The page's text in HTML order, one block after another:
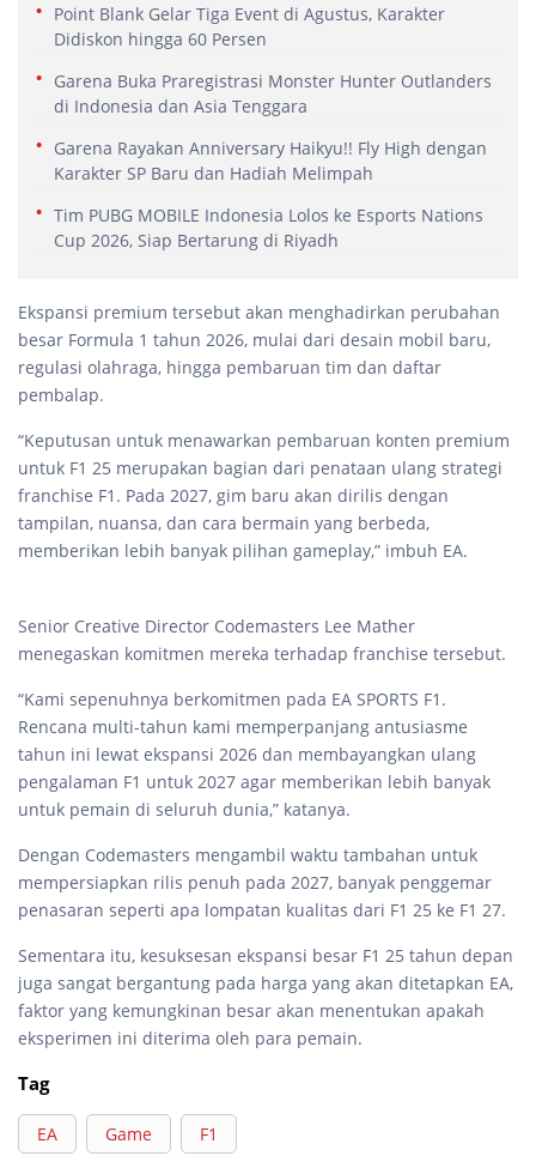
Point Blank Gelar Tiga Event di Agustus, Karakter
Didiskon hingga 60 Persen
Garena Buka Praregistrasi Monster Hunter Outlanders
di Indonesia dan Asia Tenggara
Garena Rayakan Anniversary Haikyu!! Fly High dengan
Karakter SP Baru dan Hadiah Melimpah
Tim PUBG MOBILE Indonesia Lolos ke Esports Nations
Cup 2026, Siap Bertarung di Riyadh
Ekspansi premium tersebut akan menghadirkan perubahan
besar Formula 1 tahun 2026, mulai dari desain mobil baru,
regulasi olahraga, hingga pembaruan tim dan daftar
pembalap.
“Keputusan untuk menawarkan pembaruan konten premium
untuk F1 25 merupakan bagian dari penataan ulang strategi
franchise F1. Pada 2027, gim baru akan dirilis dengan
tampilan, nuansa, dan cara bermain yang berbeda,
memberikan lebih banyak pilihan gameplay,” imbuh EA.
Senior Creative Director Codemasters Lee Mather
menegaskan komitmen mereka terhadap franchise tersebut.
“Kami sepenuhnya berkomitmen pada EA SPORTS F1.
Rencana multi-tahun kami memperpanjang antusiasme
tahun ini lewat ekspansi 2026 dan membayangkan ulang
pengalaman F1 untuk 2027 agar memberikan lebih banyak
untuk pemain di seluruh dunia,” katanya.
Dengan Codemasters mengambil waktu tambahan untuk
mempersiapkan rilis penuh pada 2027, banyak penggemar
penasaran seperti apa lompatan kualitas dari F1 25 ke F1 27.
Sementara itu, kesuksesan ekspansi besar F1 25 tahun depan
juga sangat bergantung pada harga yang akan ditetapkan EA,
faktor yang kemungkinan besar akan menentukan apakah
eksperimen ini diterima oleh para pemain.
Tag
EA Game F1